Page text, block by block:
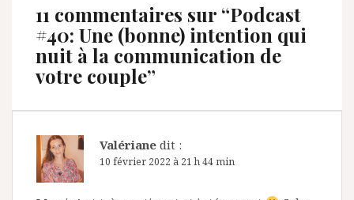
11 commentaires sur “Podcast
#40: Une (bonne) intention qui
nuit à la communication de
votre couple”
Valériane dit :
10 février 2022 à 21 h 44 min